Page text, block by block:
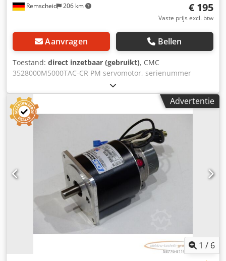
Remscheid 206 km € 195
Vaste prijs excl. btw
Aanvragen Bellen
Toestand: direct inzetbaar (gebruikt), CMC
3528000M5000TAC-CR PM servomotor, serienummer
volgens foto, gebruikt, normale gebruikssporen, 100%
functioneel, leveringsomvang volgens foto. Dedpfxsi D
Hnxe Adysck
Advertentie
1 / 6